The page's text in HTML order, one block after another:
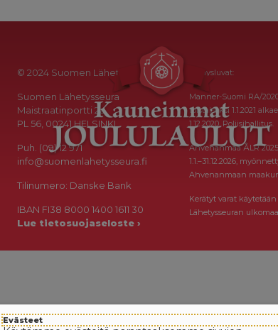
© 2024 Suomen Lähetysseura
Suomen Lähetysseura
Maistraatinportti 2a
PL 56, 00241 HELSINKI
Puh. (09) 12 971
info@suomenlahetysseura.fi
Tilinumero: Danske Bank
IBAN FI38 8000 1400 1611 30
Lue tietosuojaseloste ›
Keräysluvat:
Manner-Suomi RA/
toistaiseksi 1.1.2021
1.12.2020, Poliisihallitus.
Ahvenanmaa ÅLR
1.1.–31.12.2026,
Ahvenanmaan
Kerätyt varat
Lähetysseuran
Evästeet